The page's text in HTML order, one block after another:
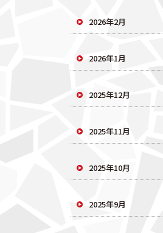
2026年2月
2026年1月
2025年12月
2025年11月
2025年10月
2025年9月